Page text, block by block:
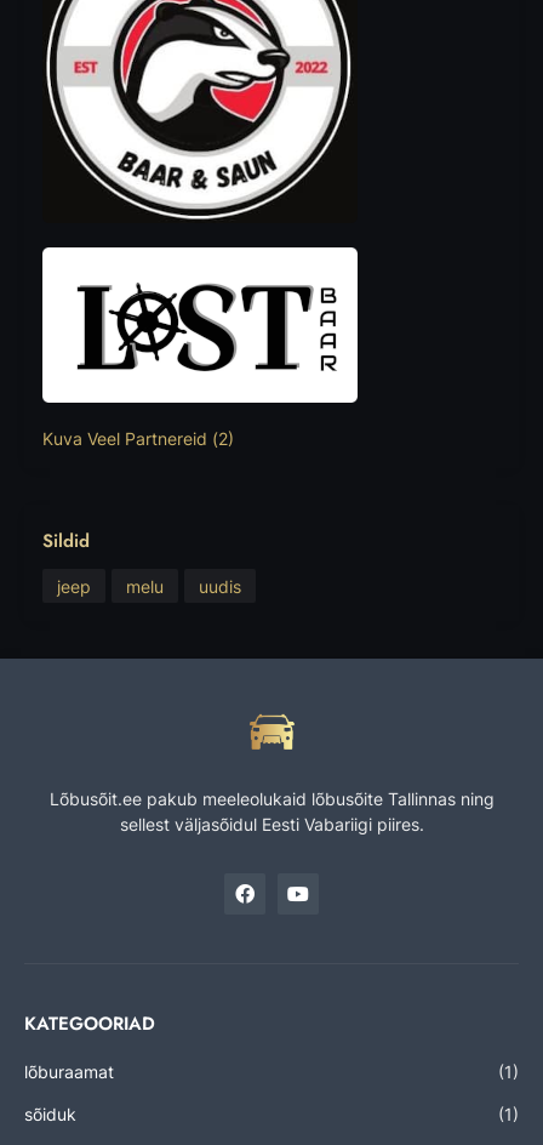
Kuva Veel Partnereid (2)
Sildid
jeep melu uudis
Lõbusõit.ee pakub meeleolukaid lõbusõite Tallinnas ning
sellest väljasõidul Eesti Vabariigi piires.
KATEGOORIAD
lõburaamat (1)
sõiduk (1)